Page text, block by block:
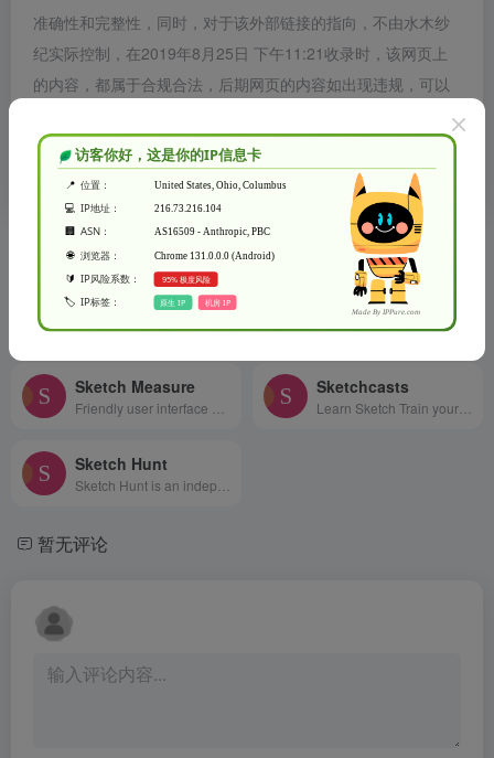
准确性和完整性，同时，对于该外部链接的指向，不由水木纱
纪实际控制，在2019年8月25日 下午11:21收录时，该网页上
的内容，都属于合规合法，后期网页的内容如出现违规，可以
水木纱纪致力于优质、实用的网络站点资源收集与分享！
相关导航
Sketch App Sources
Free design resources and plugins - Icons, UI Kits, Wireframes, iOS, Android Templates for Sketch
Sketch中文网
分享最新的Sketch中文手册
Sketch Measure Sketchcasts
Sketch Hunt
暂无评论